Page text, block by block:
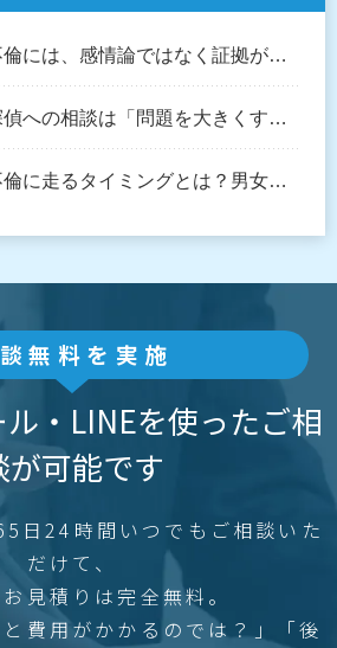
不倫には、感情論ではなく証拠が必要！
探偵への相談は「問題を大きくするため」ではなく「解決するため」
不倫に走るタイミングとは？男女が不倫を始めるきっかけと心理を探偵が解説
無料を実施
・LINEを使ったご相
が可能です
日24時間いつでもご相談いた
だけて、
見積りは完全無料。
と費用がかかるのでは？」「後